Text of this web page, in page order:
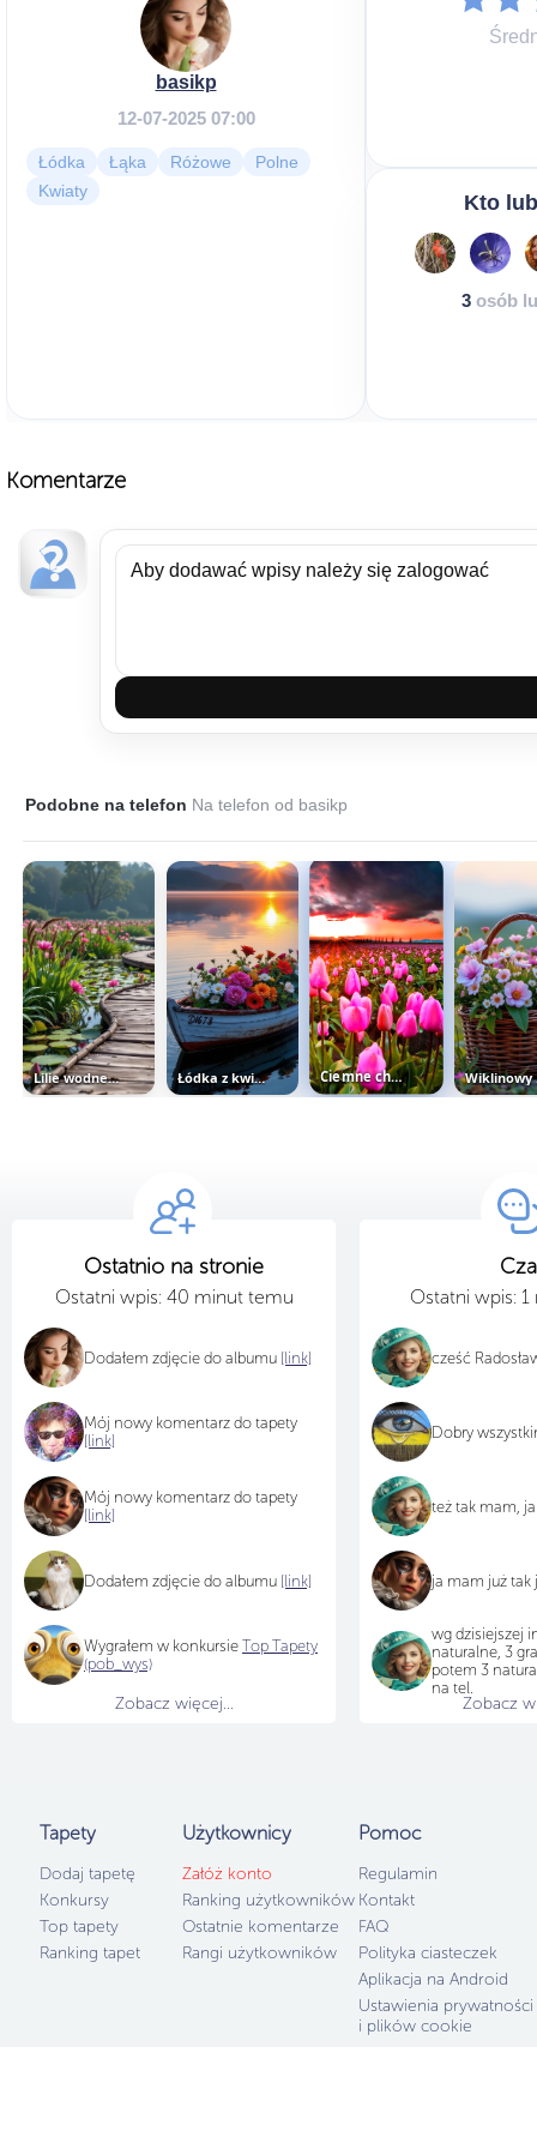
basikp
12-07-2025 07:00
Łódka Łąka Różowe
Polne
Kwiaty
Kto
3osób
Komentarze
Podobne na telefon Na telefon od basikp
Lilie wodne przy drewnianej kładce Łódka z kwiatami na jeziorze o... Ciemne chmury na polem tulipanów o...
Ostatnio na stronie
Ostatni wpis: 40 minut temu
Dodałem zdjęcie do albumu [link]
Mój nowy komentarz do tapety
[link]
Mój nowy komentarz do tapety
[link]
Dodałem zdjęcie do albumu [link]
Wygrałem w konkursie Top Tapety
(pob_wys)
Zobacz więcej...
Ostatni wpis:
cześć
Dobry
też tak mam,
ja mam już tak
wg dzisiejszej
naturalne, 3
potem 3
na tel.
Zobacz
Tapety
Dodaj tapetę
Konkursy
Top tapety
Ranking tapet
Użytkownicy
Załóż konto
Ranking użytkowników
Ostatnie komentarze
Rangi użytkowników
Pomoc
Regulamin
Kontakt
FAQ
Polityka ciasteczek
Aplikacja na Android
Ustawienia prywatności
i plików cookie